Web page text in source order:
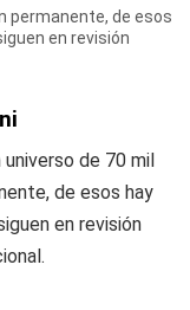
permanente, de esos
en revisión
universo de 70 mil
de esos hay
en revisión